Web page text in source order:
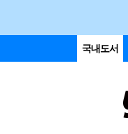
국내도서